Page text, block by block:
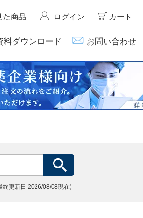
た商品 ログイン カート
料ダウンロード お問い合わせ
終更新日 2026/08/08現在)